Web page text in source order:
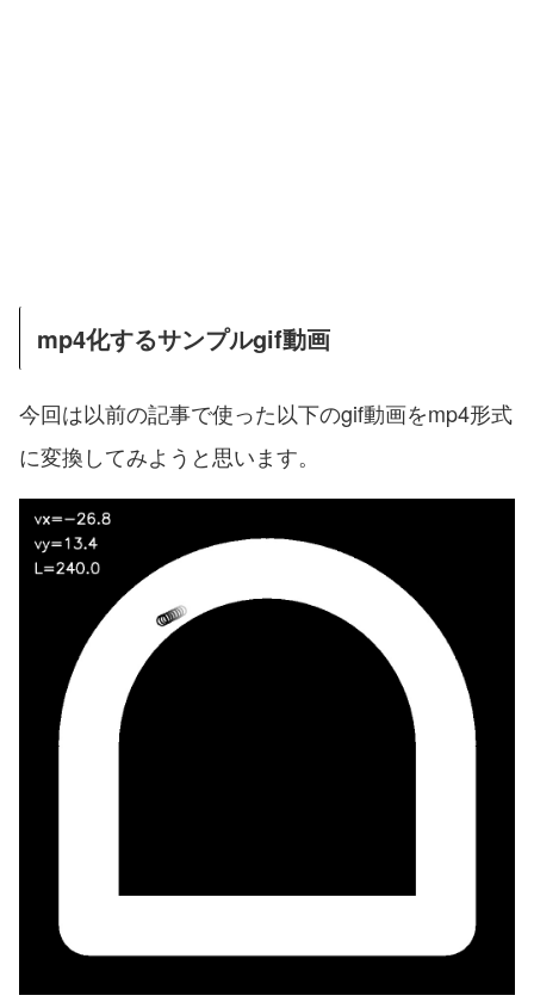
mp4化するサンプルgif動画
今回は以前の記事で使った以下のgif動画をmp4形式
に変換してみようと思います。